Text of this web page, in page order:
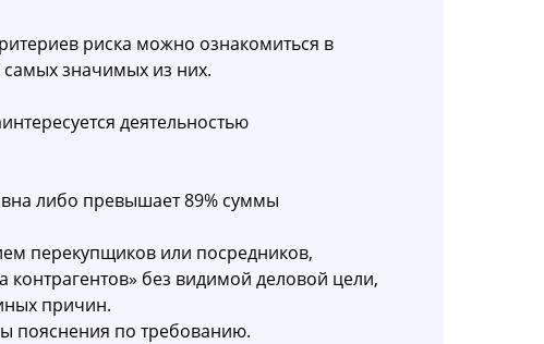
риска можно ознакомиться в
значимых из них.
деятельностью
либо превышает 89% суммы
перекупщиков или посредников,
контрагентов» без видимой деловой цели,
причин.
пояснения по требованию.